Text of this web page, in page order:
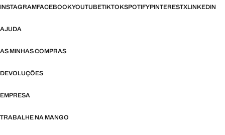
INSTAGRAMFACEBOOKYOUTUBETIKTOKSPOTIFYPINTERESTXLINKEDIN
AJUDA
AS MINHAS COMPRAS
DEVOLUÇÕES
EMPRESA
TRABALHE NA MANGO